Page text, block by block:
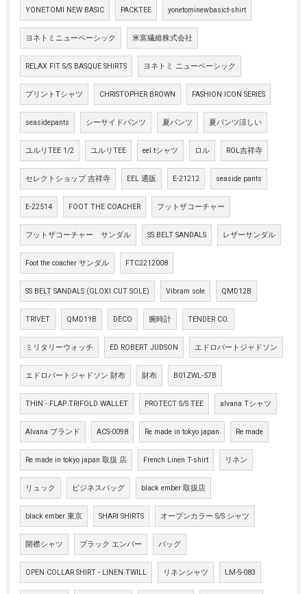
YONETOMI NEW BASIC PACKTEE yonetominewbasict-shirt
ヨネトミニューベーシック 米富繊維株式会社
RELAX FIT S/S BASQUE SHIRTS ヨネトミ ニューベーシック
プリントTシャツ CHRISTOPHER BROWN FASHION ICON SERIES
seasidepants シーサイドパンツ 夏パンツ 夏パンツ涼しい
ユルリTEE 1/2 ユルリTEE eel tシャツ ロル ROL吉祥寺
セレクトショップ 吉祥寺 EEL 通販 E-21212 seaside pants
E-22514 FOOT THE COACHER フットザコーチャー
フットザコーチャー サンダル SS BELT SANDALS レザーサンダル
Foot the coacher サンダル FTC2212008
SS BELT SANDALS (GLOXI CUT SOLE) Vibram sole QMD12B
TRIVET QMD11B DECO 腕時計 TENDER CO.
ミリタリーウォッチ ED ROBERT JUDSON エドロバートジャドソン
エドロバートジャドソン 財布 財布 B01ZWL-57B
THIN - FLAP TRIFOLD WALLET PROTECT S/S TEE alvana Tシャツ
Alvana ブランド ACS-0098 Re made in tokyo japan Re made
Re made in tokyo japan 取扱 店 French Linen T-shirt リネン
リュック ビジネスバッグ black ember 取扱店
black ember 東京 SHARI SHIRTS オープンカラー S/S シャツ
開襟シャツ ブラック エンバー バッグ
OPEN COLLAR SHIRT - LINEN TWILL リネンシャツ LM-S-083